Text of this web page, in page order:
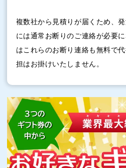
複数社から見積りが届くため、
には通常お断りのご連絡が必要
はこれらのお断り連絡も無料で
担はお掛けいたしません。